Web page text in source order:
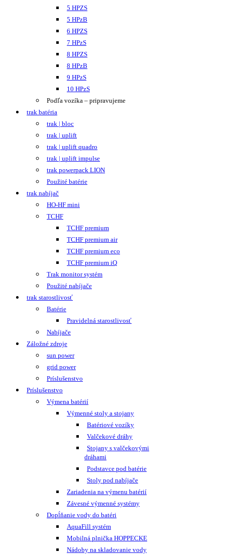
5 HPZS
5 HPzB
6 HPZS
7 HPzS
8 HPZS
8 HPzB
9 HPzS
10 HPzS
Podľa vozíka – pripravujeme
trak batéria
trak | bloc
trak | uplift
trak | uplift quadro
trak | uplift impulse
trak powerpack LION
Použité batérie
trak nabíjač
HO-HF mini
TCHF
TCHF premium
TCHF premium air
TCHF premium eco
TCHF premium iQ
Trak monitor systém
Použité nabíjače
trak starostlivosť
Batérie
Pravidelná starostlivosť
Nabíjače
Záložné zdroje
sun power
grid power
Príslušenstvo
Príslušenstvo
Výmena batérií
Výmenné stoly a stojany
Batériové vozíky
Valčekové dráhy
Stojany s valčekovými
dráhami
Podstavce pod batérie
Stoly pod nabíjače
Zariadenia na výmenu batérií
Závesné výmenné systémy
Dopĺňanie vody do batéri
AquaFill systém
Mobilná plnička HOPPECKE
Nádoby na skladovanie vody